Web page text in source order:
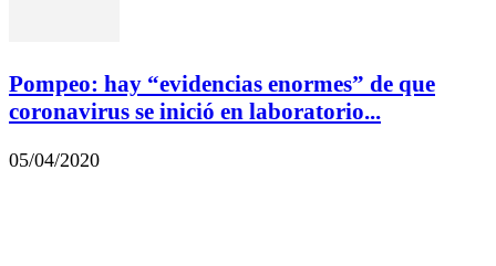
Pompeo: hay “evidencias enormes” de que
coronavirus se inició en laboratorio...
05/04/2020